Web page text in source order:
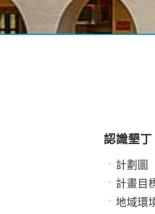
認識墾丁
計劃圖
計畫目
地域環